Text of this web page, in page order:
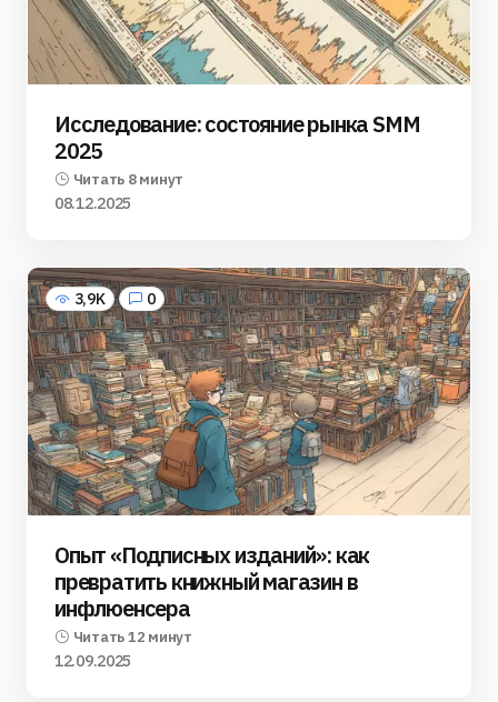
Исследование: состояние рынка SMM
2025
Читать 8 минут
08.12.2025
3,9K 0
Опыт «Подписных изданий»: как
превратить книжный магазин в
инфлюенсера
Читать 12 минут
12.09.2025